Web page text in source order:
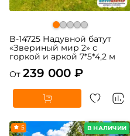
B-14725 Надувной батут
«Звериный мир 2» с
горкой и аркой 7*5*4,2 м
От 239 000 ₽
В НАЛИЧИИ
5